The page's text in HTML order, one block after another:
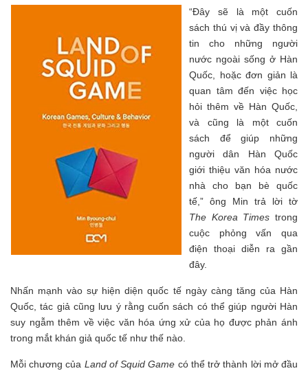
“Đây sẽ là một cuốn
sách thú vị và đầy thông
tin cho những người
nước ngoài sống ở Hàn
Quốc, hoặc đơn giản là
quan tâm đến việc học
hỏi thêm về Hàn Quốc,
và cũng là một cuốn
sách để giúp những
người dân Hàn Quốc
giới thiệu văn hóa nước
nhà cho bạn bè quốc
tế,” ông Min trả lời tờ
The Korea Times trong
cuộc phỏng vấn qua
điện thoại diễn ra gần
đây.
Nhấn mạnh vào sự hiện diện quốc tế ngày càng tăng của Hàn
Quốc, tác giả cũng lưu ý rằng cuốn sách có thể giúp người Hàn
suy ngẫm thêm về việc văn hóa ứng xử của họ được phản ánh
trong mắt khán giả quốc tế như thế nào.
Mỗi chương của Land of Squid Game có thể trở thành lời mở đầu